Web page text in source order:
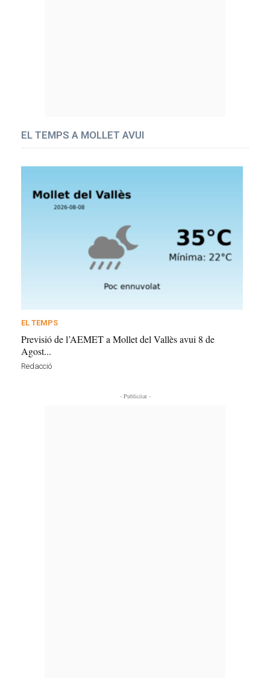
EL TEMPS A MOLLET AVUI
EL TEMPS
Previsió de l’AEMET a Mollet del Vallès avui 8 de
Agost...
Redacció
- Publicitat -